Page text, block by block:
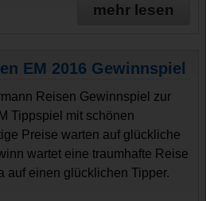
mehr lesen
EM 2016 Gewinnspiel
Reisen Gewinnspiel zur
Tippspiel mit schönen
Preise warten auf glückliche
wartet eine traumhafte Reise
auf einen glücklichen Tipper.